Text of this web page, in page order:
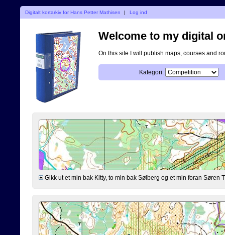
Digitalt kortarkiv for Hans Petter Mathisen | Log ind
Welcome to my digital
On this site I will publish maps, courses and
Kategori:
Gikk ut et min bak Kitty, to min bak Sølberg og et min foran